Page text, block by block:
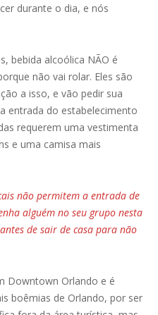
durante o dia, e nós
bebida alcoólica NÃO é
não vai rolar. Eles são
a isso, e vão pedir sua
entrada do estabelecimento
requerem uma vestimenta
e uma camisa mais
não permitem a entrada de
alguém no seu grupo nesta
de sair de casa para não
Downtown Orlando e é
boêmias de Orlando, por ser